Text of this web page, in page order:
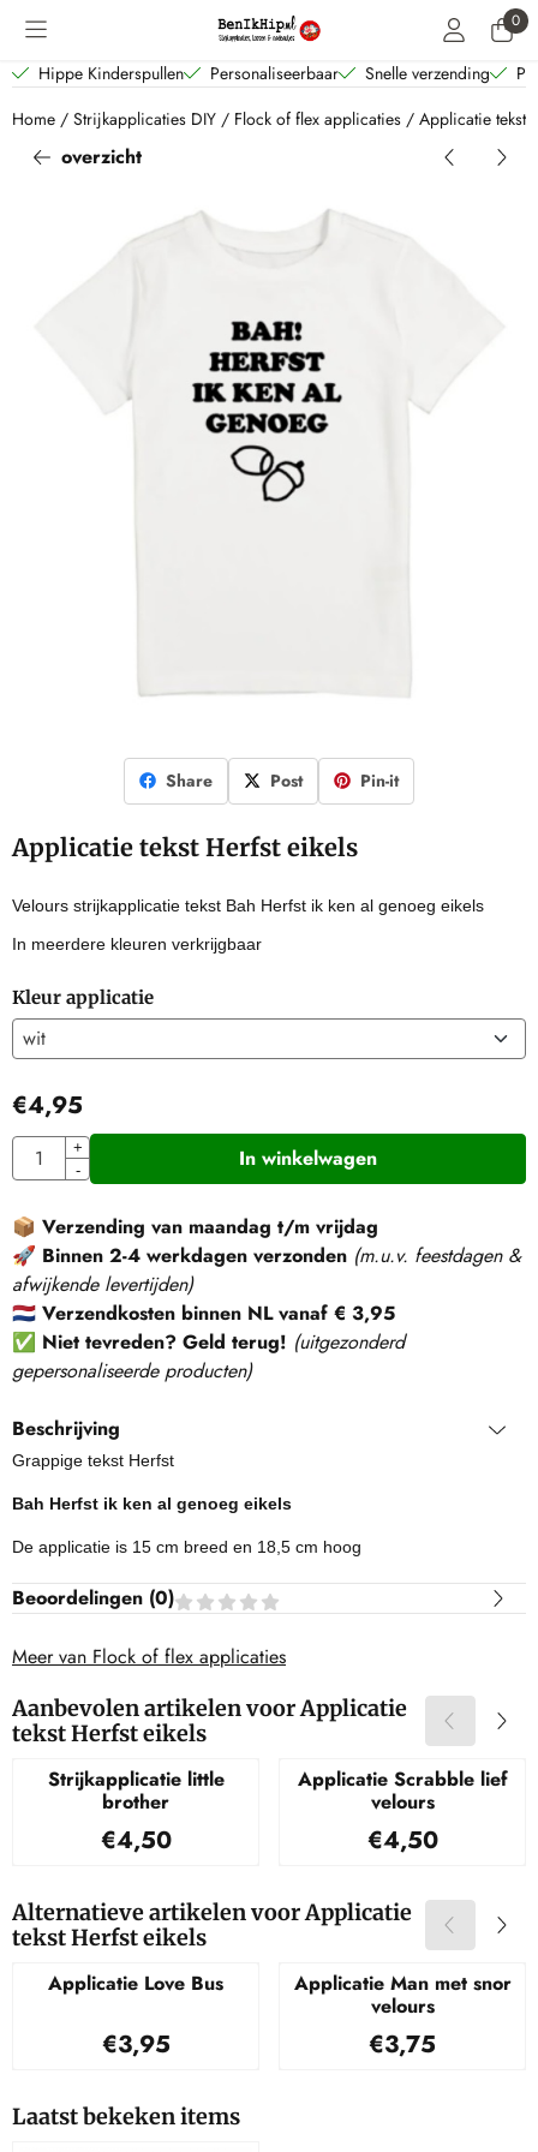
Cookievoorkeuren zijn beschikbaar. Kies instellingen of sta alle 0
Hippe Kinderspullen Personaliseerbaar Snelle verzending
Home / Strijkapplicaties DIY / Flock of flex applicaties / Applicatie tekst
overzicht
Share Post Pin-it
Applicatie tekst Herfst eikels
Velours strijkapplicatie tekst Bah Herfst ik ken al genoeg eikels
In meerdere kleuren verkrijgbaar
Kleur applicatie
€4,95
Aantal
+
-
In winkelwagen
📦 Verzending van maandag t/m vrijdag
🚀 Binnen 2-4 werkdagen verzonden (m.u.v. feestdagen &
afwijkende levertijden)
🇳🇱 Verzendkosten binnen NL vanaf € 3,95
✅ Niet tevreden? Geld terug! (uitgezonderd
gepersonaliseerde producten)
Beschrijving
Grappige tekst Herfst
Bah Herfst ik ken al genoeg eikels
De applicatie is 15 cm breed en 18,5 cm hoog
Beoordelingen (0)
Meer van Flock of flex applicaties
Aanbevolen artikelen voorApplicatie
tekst Herfst eikels
Strijkapplicatie little
brother
Prijs: 4,50
€4,50
Applicatie Scrabble lief
velours
Prijs: 4,50
€4,50
Alternatieve artikelen voorApplicatie
tekst Herfst eikels
Applicatie Love Bus
Prijs: 3,95
€3,95
Applicatie Man met snor
velours
Prijs: 3,75
€3,75
Laatst bekeken items